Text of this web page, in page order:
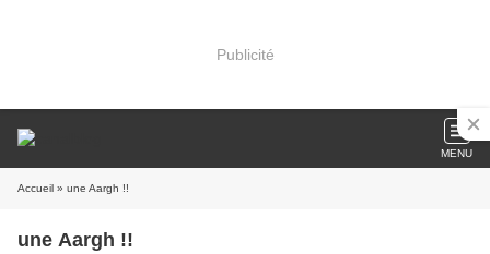
Publicité
MENU
Accueil » une Aargh !!
une Aargh !!